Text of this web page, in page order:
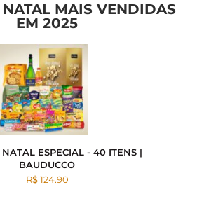
NATAL MAIS VENDIDAS
EM 2025
NATAL ESPECIAL - 40 ITENS |
BAUDUCCO
R$ 124.90